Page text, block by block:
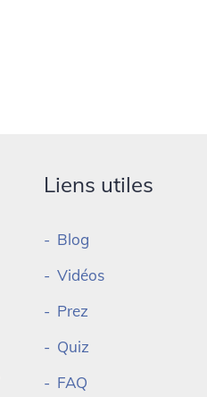
Liens utiles
Blog
Vidéos
Prez
Quiz
FAQ